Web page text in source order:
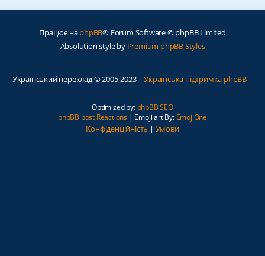
Працює наphpBB® Forum Software © phpBB Limited
Absolution style by Premium phpBB Styles
Український переклад © 2005-2023 Українська підтримка phpBB
Optimized by: phpBB SEO
phpBB post Reactions| Emoji art By: EmojiOne
Конфіденційність | Умови